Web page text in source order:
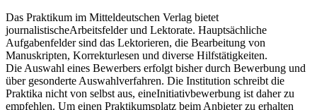
Das Praktikum im Mitteldeutschen Verlag bietet
journalistischeArbeitsfelder und Lektorate. Hauptsächliche
Aufgabenfelder sind das Lektorieren, die Bearbeitung von
Manuskripten, Korrekturlesen und diverse Hilfstätigkeiten.
Die Auswahl eines Bewerbers erfolgt bisher durch Bewerbung und
über gesonderte Auswahlverfahren. Die Institution schreibt die
Praktika nicht von selbst aus, eineInitiativbewerbung ist daher zu
empfehlen. Um einen Praktikumsplatz beim Anbieter zu erhalten